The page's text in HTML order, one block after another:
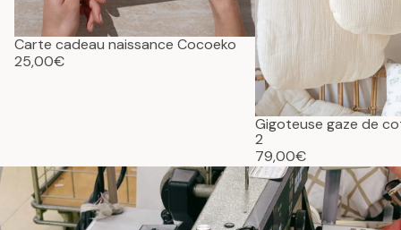
Carte cadeau naissance Cocoeko
25,00€
Gigoteuse gaze de
2
79,00€